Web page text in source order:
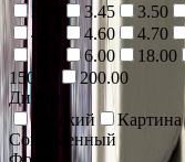
3.40
3.45 3.50
4.55
4.60 4.70
5.60
6.00 18.00
150.00
200.00
Дизайн
Детский
Картина
Современный